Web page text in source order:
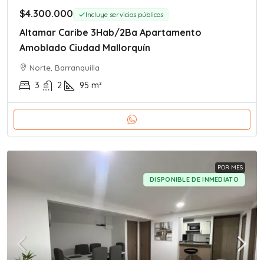
$4.300.000 Incluye servicios públicos
Altamar Caribe 3Hab/2Ba Apartamento
Amoblado Ciudad Mallorquín
Norte, Barranquilla
3 2 95 m²
POR MES
DISPONIBLE DE INMEDIATO